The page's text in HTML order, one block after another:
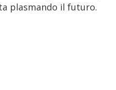
plasmando il futuro.